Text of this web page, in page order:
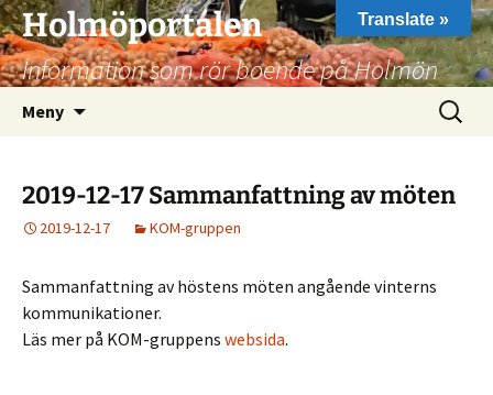
Hoppa
till
innehåll
Holmöportalen
Information som rör boende på Holmön
Meny
Sök
efter:
2019-12-17 Sammanfattning av möten
2019-12-17 KOM-gruppen
Sammanfattning av höstens möten angående vinterns
kommunikationer.
Läs mer på KOM-gruppens websida.
Translate »